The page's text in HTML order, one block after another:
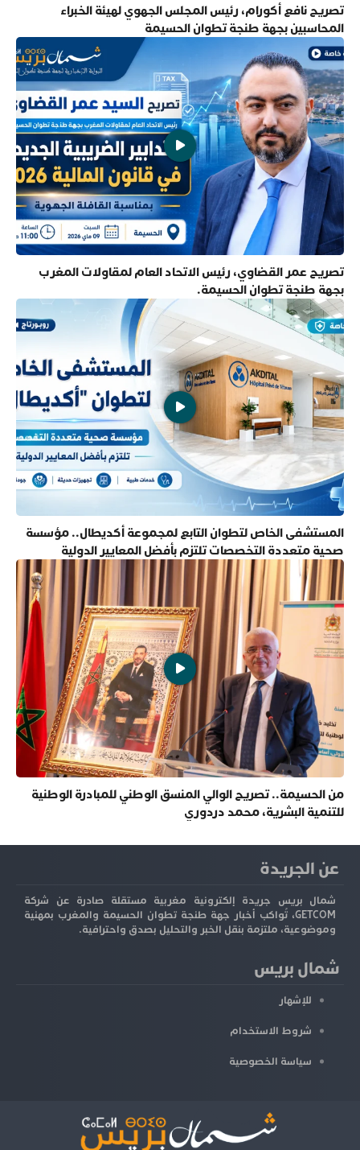
تصريح نافع أكورام، رئيس المجلس الجهوي لهيئة الخبراء
المحاسبين بجهة طنجة تطوان الحسيمة
تصريح عمر القضاوي، رئيس الاتحاد العام لمقاولات المغرب
بجهة طنجة تطوان الحسيمة.
المستشفى الخاص لتطوان التابع لمجموعة أكديطال.. مؤسسة
صحية متعددة التخصصات تلتزم بأفضل المعايير الدولية
من الحسيمة.. تصريح الوالي المنسق الوطني للمبادرة الوطنية
للتنمية البشرية، محمد دردوري
عن الجريدة
شمال بريس جريدة إلكترونية مغربية مستقلة صادرة عن شركة
GETCOM، تُواكب أخبار جهة طنجة تطوان الحسيمة والمغرب بمهنية
وموضوعية، ملتزمة بنقل الخبر والتحليل بصدق واحترافية.
شمال بريس
للإشهار
شروط الاستخدام
سياسة الخصوصية